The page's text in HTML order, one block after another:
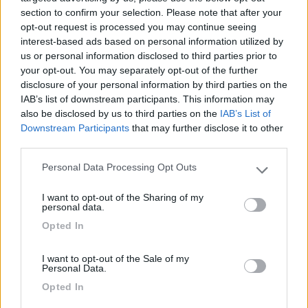
section to confirm your selection. Please note that after your
opt-out request is processed you may continue seeing
interest-based ads based on personal information utilized by
us or personal information disclosed to third parties prior to
your opt-out. You may separately opt-out of the further
disclosure of your personal information by third parties on the
IAB’s list of downstream participants. This information may
also be disclosed by us to third parties on the IAB’s List of
Downstream Participants that may further disclose it to other
Please note that this website/app uses one or more Google
not limited to your visit or usage behaviour. You may click to
grant or deny consent to Google and its third-party tags to
use your data for below specified purposes in below Google
Personal Data Processing Opt Outs
I want to opt-out of the Sharing of my
personal data.
Opted In
I want to opt-out of the Sale of my
Personal Data.
Opted In
Ciao Rocchefeller, sono in attesa che mi arrivi il mio furgonato
su Ducato 150cv Eu6 (quindi il tuo stesso motore, se non
sbaglio).
Le foto che hai allegato mi interessano molto, specialmente
riguardo alla scadenza dei tagliandi.
Il mio precedente Ducato Eu5+ 130cv prevedeva il primo
tagliando "obbligatorio" dopo 2 anni o 48000km, come indicato
dal suo manuale uso e manutenzione
Al di là dei consigli che da più parti ho sempre letto, chiesi